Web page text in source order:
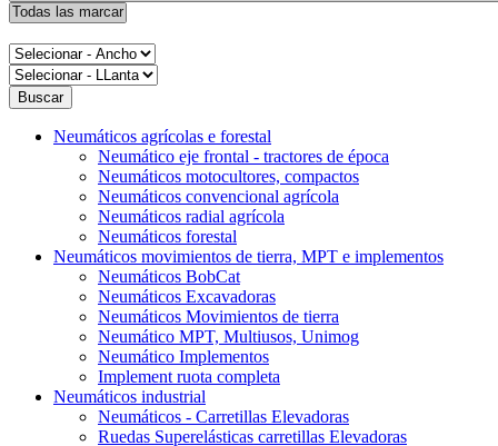
Neumáticos agrícolas e forestal
Neumático eje frontal - tractores de época
Neumáticos motocultores, compactos
Neumáticos convencional agrícola
Neumáticos radial agrícola
Neumáticos forestal
Neumáticos movimientos de tierra, MPT e implementos
Neumáticos BobCat
Neumáticos Excavadoras
Neumáticos Movimientos de tierra
Neumático MPT, Multiusos, Unimog
Neumático Implementos
Implement ruota completa
Neumáticos industrial
Neumáticos - Carretillas Elevadoras
Ruedas Superelásticas carretillas Elevadoras